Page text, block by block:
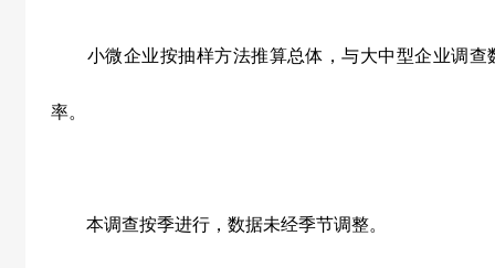
小微企业按抽样方法推算总体，与大中型企业调查
率。
本调查按季进行，数据未经季节调整。